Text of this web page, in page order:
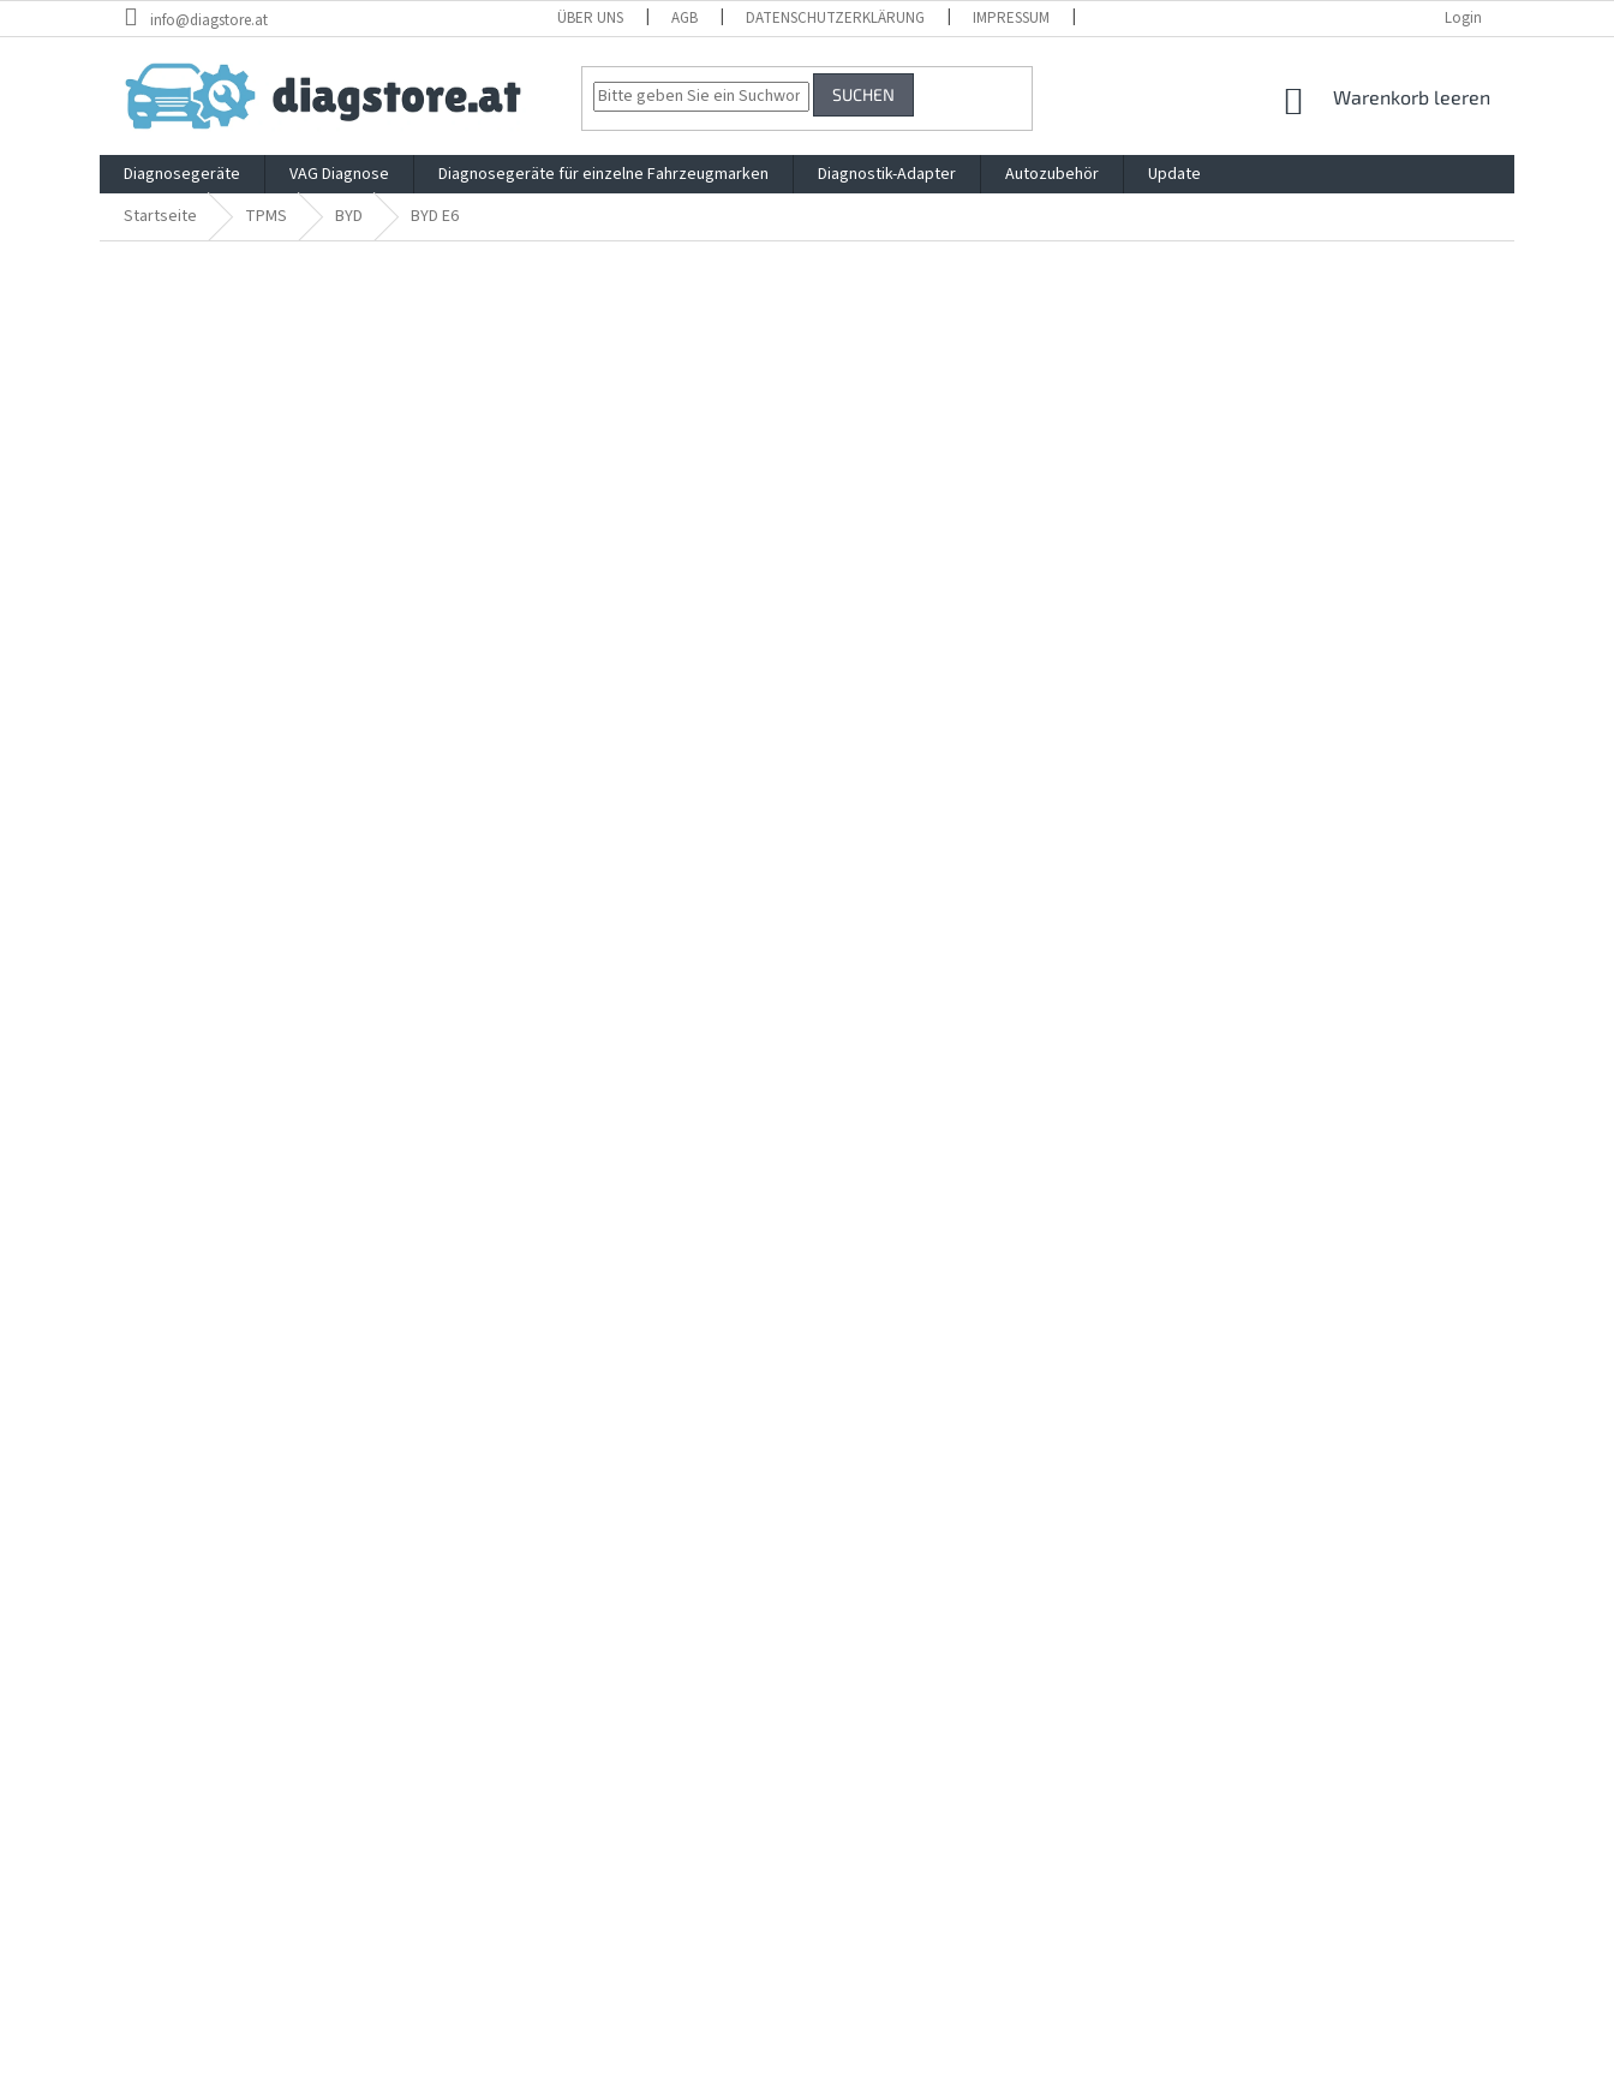
Inhalt
info@diagstore.at ÜBER UNS AGB DATENSCHUTZERKLÄRUNG IMPRESSUM Login
SUCHEN WARENKORB
Warenkorb leeren
Diagnosegeräte VAG Diagnose Diagnosegeräte für einzelne Fahrzeugmarken Diagnostik-Adapter Autozubehör
Update
Startseite
TPMS BYD BYD E6